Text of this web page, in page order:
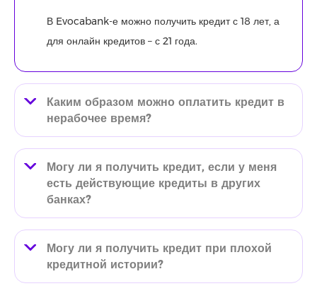
В Evocabank-е можно получить кредит с 18 лет, а
для онлайн кредитов – с 21 года.
Каким образом можно оплатить кредит в
нерабочее время?
Могу ли я получить кредит, если у меня
есть действующие кредиты в других
банках?
Могу ли я получить кредит при плохой
кредитной истории?